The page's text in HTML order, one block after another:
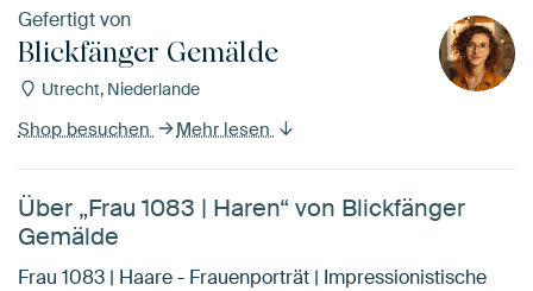
Gefertigt von
Blickfänger Gemälde
Utrecht, Niederlande
Shop besuchen Mehr lesen
Über „Frau 1083 | Haren“ von Blickfänger
Gemälde
Frau 1083 | Haare - Frauenporträt | Impressionistische